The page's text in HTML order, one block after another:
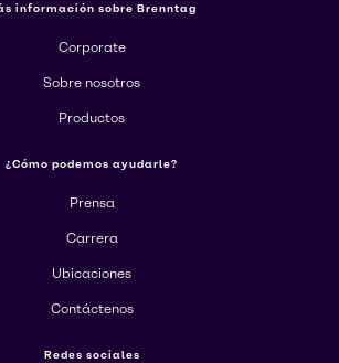
información sobre Brenntag
Corporate
Sobre nosotros
Productos
¿Cómo podemos ayudarle?
Prensa
Carrera
Ubicaciones
Contáctenos
Redes sociales